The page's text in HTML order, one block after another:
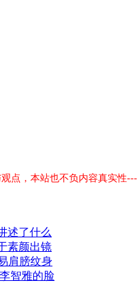
点，本站也不负内容真实性---
述了什么
素颜出镜
肩膀纹身
智雅的脸